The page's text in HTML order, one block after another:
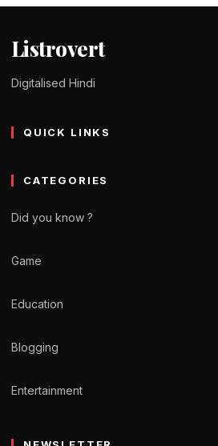
Listrovert
Digitalised Hindi
QUICK LINKS
CATEGORIES
Did you know ?
Game
Education
Blogging
Entertainment